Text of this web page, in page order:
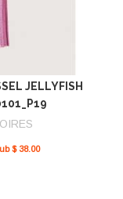
JELLYFISH
$ 38.00